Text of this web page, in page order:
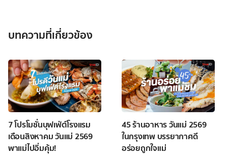
บทความที่เกี่ยวข้อง
7 โปรโมชั่นบุฟเฟ่ต์โรงแรม
เดือนสิงหาคม วันแม่ 2569
พาแม่ไปอิ่มคุ้ม!
45 ร้านอาหาร วันแม่ 2569
ในกรุงเทพ บรรยากาศดี
อร่อยถูกใจแม่